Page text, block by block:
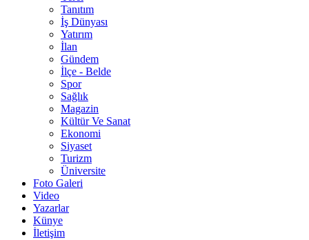
Tanıtım
İş Dünyası
Yatırım
İlan
Gündem
İlçe - Belde
Spor
Sağlık
Magazin
Kültür Ve Sanat
Ekonomi
Siyaset
Turizm
Üniversite
Foto Galeri
Video
Yazarlar
Künye
İletişim